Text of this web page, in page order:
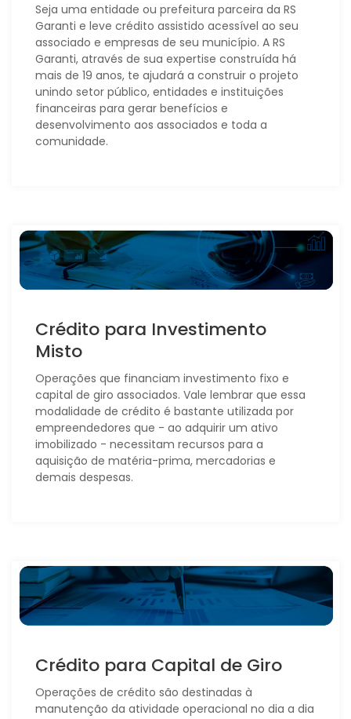
Seja uma entidade ou prefeitura parceira da RS
Garanti e leve crédito assistido acessível ao seu
associado e empresas de seu município. A RS
Garanti, através de sua expertise construída há
mais de 19 anos, te ajudará a construir o projeto
unindo setor público, entidades e instituições
financeiras para gerar benefícios e
desenvolvimento aos associados e toda a
comunidade.
Crédito para Investimento
Misto
Operações que financiam investimento fixo e
capital de giro associados. Vale lembrar que essa
modalidade de crédito é bastante utilizada por
empreendedores que - ao adquirir um ativo
imobilizado - necessitam recursos para a
aquisição de matéria-prima, mercadorias e
demais despesas.
Crédito para Capital de Giro
Operações de crédito são destinadas à
manutenção da atividade operacional no dia a dia